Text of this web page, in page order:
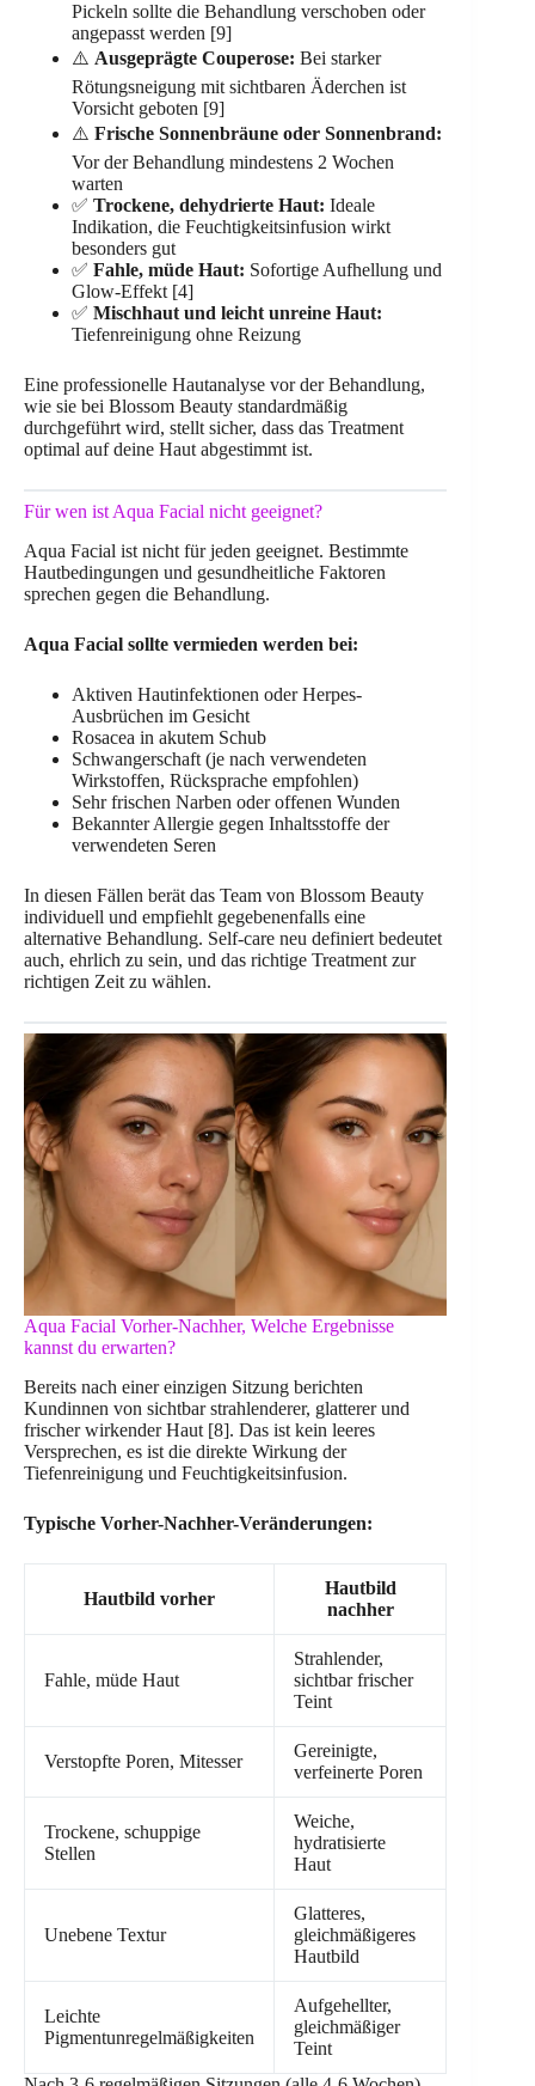
Pickeln sollte die Behandlung verschoben oder
angepasst werden [9]
⚠️ Ausgeprägte Couperose: Bei starker
Rötungsneigung mit sichtbaren Äderchen ist
Vorsicht geboten [9]
⚠️ Frische Sonnenbräune oder Sonnenbrand:
Vor der Behandlung mindestens 2 Wochen
warten
✅ Trockene, dehydrierte Haut: Ideale
Indikation, die Feuchtigkeitsinfusion wirkt
besonders gut
✅ Fahle, müde Haut: Sofortige Aufhellung und
Glow-Effekt [4]
✅ Mischhaut und leicht unreine Haut:
Tiefenreinigung ohne Reizung
Eine professionelle Hautanalyse vor der Behandlung,
wie sie bei Blossom Beauty standardmäßig
durchgeführt wird, stellt sicher, dass das Treatment
optimal auf deine Haut abgestimmt ist.
Für wen ist Aqua Facial nicht geeignet?
Aqua Facial ist nicht für jeden geeignet. Bestimmte
Hautbedingungen und gesundheitliche Faktoren
sprechen gegen die Behandlung.
Aqua Facial sollte vermieden werden bei:
Aktiven Hautinfektionen oder Herpes-
Ausbrüchen im Gesicht
Rosacea in akutem Schub
Schwangerschaft (je nach verwendeten
Wirkstoffen, Rücksprache empfohlen)
Sehr frischen Narben oder offenen Wunden
Bekannter Allergie gegen Inhaltsstoffe der
verwendeten Seren
In diesen Fällen berät das Team von Blossom Beauty
individuell und empfiehlt gegebenenfalls eine
alternative Behandlung. Self-care neu definiert bedeutet
auch, ehrlich zu sein, und das richtige Treatment zur
richtigen Zeit zu wählen.
Aqua Facial Vorher-Nachher, Welche Ergebnisse
kannst du erwarten?
Bereits nach einer einzigen Sitzung berichten
Kundinnen von sichtbar strahlenderer, glatterer und
frischer wirkender Haut [8]. Das ist kein leeres
Versprechen, es ist die direkte Wirkung der
Tiefenreinigung und Feuchtigkeitsinfusion.
Typische Vorher-Nachher-Veränderungen:
Hautbild vorher
Hautbild
nachher
Fahle, müde Haut
Strahlender,
sichtbar frischer
Teint
Verstopfte Poren, Mitesser
Gereinigte,
verfeinerte Poren
Trockene, schuppige
Stellen
Weiche,
hydratisierte
Haut
Unebene Textur
Glatteres,
gleichmäßigeres
Hautbild
Leichte
Pigmentunregelmäßigkeiten
Aufgehellter,
gleichmäßiger
Teint